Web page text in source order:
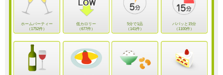
ホームパーティー
（1752件）
低カロリー
（677件）
5分で1品
（141件）
パパッと15分
（1100件）